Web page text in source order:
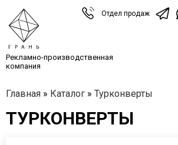
Отдел продаж
Рекламно-производственная
компания
Главная » Каталог » Турконверты
ТУРКОНВЕРТЫ